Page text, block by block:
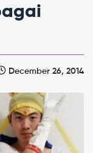
December 26, 2014